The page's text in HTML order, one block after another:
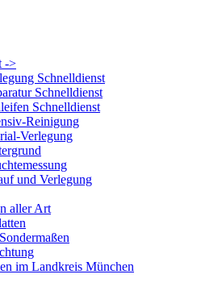
->
Schnelldienst
Schnelldienst
Schnelldienst
Reinigung
Verlegung
und Verlegung
aller Art
im Landkreis München